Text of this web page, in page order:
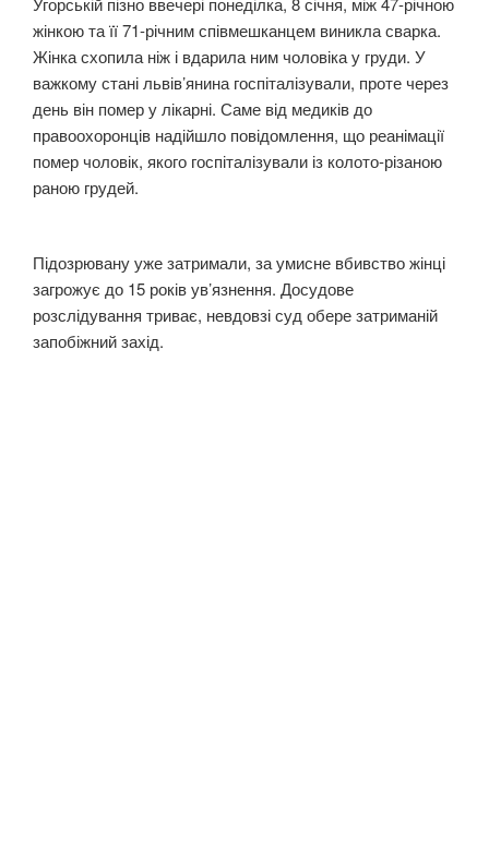
жінкою та її 71-річним співмешканцем виникла сварка.
Жінка схопила ніж і вдарила ним чоловіка у груди. У
важкому стані львів’янина госпіталізували, проте через
день він помер у лікарні. Саме від медиків до
правоохоронців надійшло повідомлення, що реанімації
помер чоловік, якого госпіталізували із колото-різаною
раною грудей.
Підозрювану уже затримали, за умисне вбивство жінці
загрожує до 15 років ув’язнення. Досудове
розслідування триває, невдовзі суд обере затриманій
запобіжний захід.